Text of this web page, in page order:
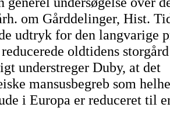
om Gårddelinger, Hist.
udtryk for den langvarige
oldtidens
understreger Duby, at det
mansusbegreb som
i Europa er reduceret til